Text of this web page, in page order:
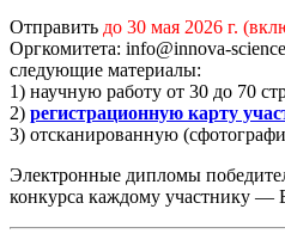
Отправить до 30 мая 2026 г.
Оргкомитета: info@innova-
следующие материалы:
1) научную работу от 30 до 70
2) регистрационную карту
3) отсканированную
Электронные дипломы
конкурса каждому участнику